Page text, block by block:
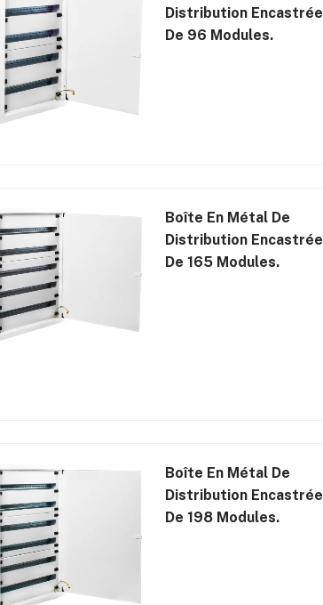
Distribution Encastrée
De 96 Modules.
Boîte En Métal De
Distribution Encastrée
De 165 Modules.
Boîte En Métal De
Distribution Encastrée
De 198 Modules.